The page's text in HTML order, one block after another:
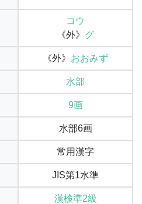
コウ
《外》 グ
《外》 おおみず
水部
9画
水部6画
常用漢字
JIS第1水準
漢検準2級